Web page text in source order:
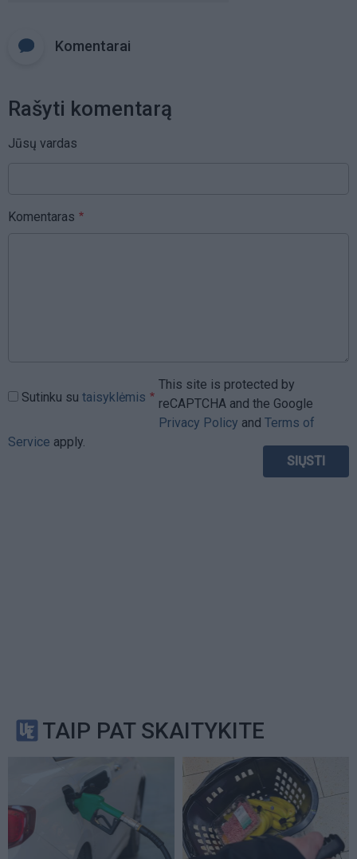
Komentarai
Rašyti komentarą
Jūsų vardas
Komentaras
Sutinku su taisyklėmis
This site is protected by
reCAPTCHA and the Google
Privacy Policy and Terms of
Service apply.
TAIP PAT SKAITYKITE